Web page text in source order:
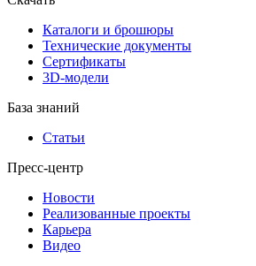
Каталоги и брошюры
Технические документы
Сертификаты
3D-модели
База знаний
Статьи
Пресс-центр
Новости
Реализованные проекты
Карьера
Видео